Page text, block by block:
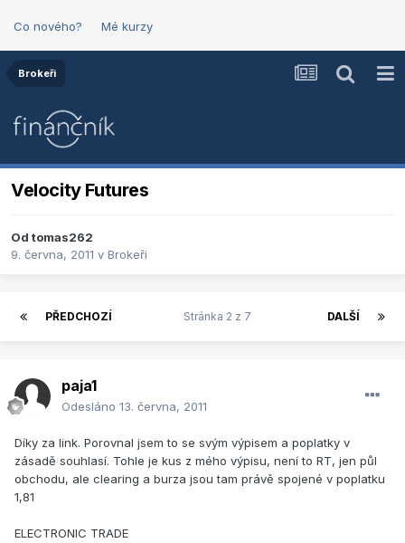
Co nového? Mé kurzy
Brokeři
Velocity Futures
Od tomas262
9. června, 2011 v Brokeři
PŘEDCHOZÍ DALŠÍ
Stránka 2 z 7
paja1
Odesláno 13. června, 2011
Díky za link. Porovnal jsem to se svým výpisem a poplatky v
zásadě souhlasí. Tohle je kus z mého výpisu, není to RT, jen půl
obchodu, ale clearing a burza jsou tam právě spojené v poplatku
1,81
ELECTRONIC TRADE